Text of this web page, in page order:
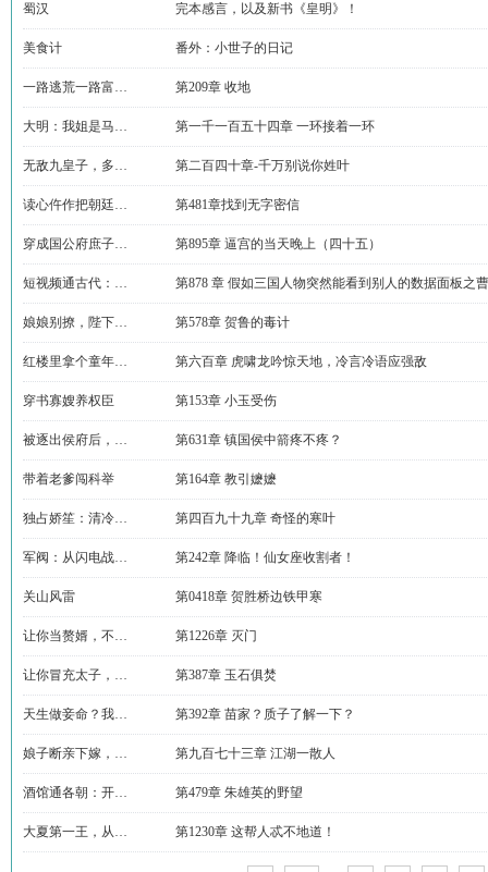
蜀汉 完本感言，以及新书《皇明》！
美食计 番外：小世子的日记
一路逃荒一路富… 第209章 收地
大明：我姐是马… 第一千一百五十四章 一环接着一环
无敌九皇子，多… 第二百四十章-千万别说你姓叶
读心仵作把朝廷… 第481章找到无字密信
穿成国公府庶子… 第895章 逼宫的当天晚上（四十五）
短视频通古代：… 第878 章 假如三国人物突然能看到别人的数据面板之
娘娘别撩，陛下… 第578章 贺鲁的毒计
红楼里拿个童年… 第六百章 虎啸龙吟惊天地，冷言冷语应强敌
穿书寡嫂养权臣 第153章 小玉受伤
被逐出侯府后，… 第631章 镇国侯中箭疼不疼？
带着老爹闯科举 第164章 教引嬷嬷
独占娇笙：清冷… 第四百九十九章 奇怪的寒叶
军阀：从闪电战… 第242章 降临！仙女座收割者！
关山风雷 第0418章 贺胜桥边铁甲寒
让你当赘婿，不… 第1226章 灭门
让你冒充太子，… 第387章 玉石俱焚
天生做妾命？我… 第392章 苗家？质子了解一下？
娘子断亲下嫁，… 第九百七十三章 江湖一散人
酒馆通各朝：开… 第479章 朱雄英的野望
大夏第一王，从… 第1230章 这帮人忒不地道！